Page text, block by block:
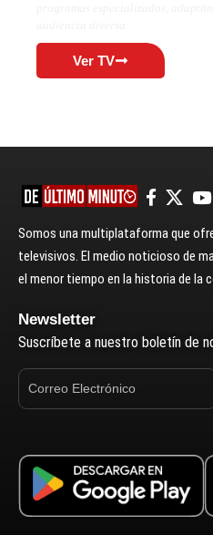
Ver TV
Somos una multiplataforma que
televisivos. El medio noticioso de
el menor tiempo en la historia de la
Newsletter
Suscríbete a nuestro boletín de